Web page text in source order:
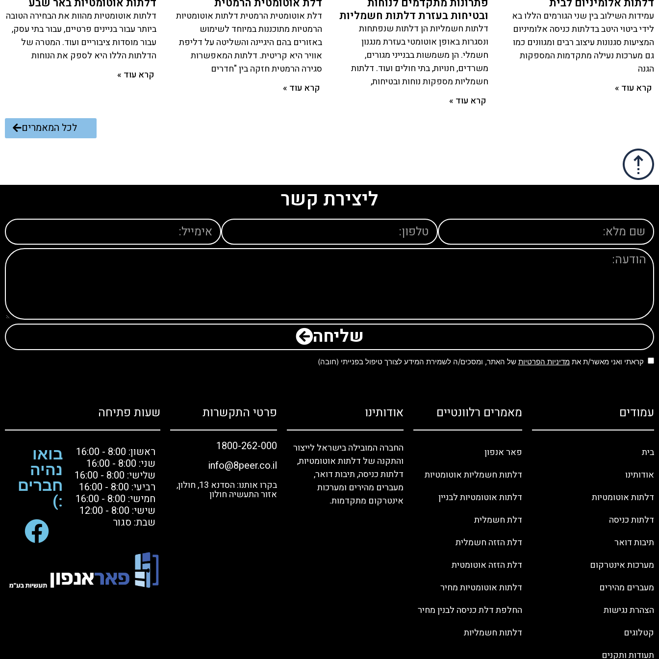
עמידות השילוב בין שני הגורמים הללו בא
לידי ביטוי היטב בדלתות כניסה אלומיניום
המציעות סגנונות עיצוב רבים ומגוונים כמו
גם מערכות נעילה מתקדמות המספקות
הגנה
קרא עוד »
ובטיחות בעזרת דלתות חשמליות
דלתות חשמליות הן דלתות שנפתחות
ונסגרות באופן אוטומטי בעזרת מנגנון
חשמלי. הן משמשות בבנייני מגורים,
משרדים, חנויות, בתי חולים ועוד. דלתות
חשמליות מספקות נוחות ובטיחות,
קרא עוד »
דלת אוטומטית הרמטית דלתות אוטומטיות
הרמטיות מתוכננות במיוחד לשימוש
באזורים בהם היגיינה והשליטה על דליפת
אוויר היא קריטית. דלתות המאפשרות
סגירה הרמטית חזקה בין "חדרים
קרא עוד »
דלתות אוטומטיות מהוות את הבחירה הטובה
ביותר עבור בניינים פרטיים, עבור בתי עסק,
עבור מוסדות ציבוריים ועוד. המטרה של
הדלתות הללו היא לספק את הנוחות
קרא עוד »
לכל המאמרים
ליצירת קשר
שליחה
קראתי ואני מאשר/ת את מדיניות הפרטיות של האתר, ומסכים/ה לשמירת המידע לצורך טיפול בפנייתי (חובה)
עמודים
בית
אודותינו
דלתות אוטומטיות
דלתות כניסה
תיבות דואר
מערכות אינטרקום
מעברים מהירים
הצהרת נגישות
קטלוגים
תעודות ותקנים
מאמרים רלוונטיים
פאר אנפון
דלתות חשמליות אוטומטיות
דלתות אוטומטיות לבניין
דלת חשמלית
דלת הזזה חשמלית
דלת הזזה אוטומטית
דלתות אוטומטיות מחיר
החלפת דלת כניסה לבנין מחיר
דלתות חשמליות
אודותינו
החברה המובילה בישראל לייצור
והתקנה של דלתות אוטומטיות,
דלתות כניסה, תיבות דואר,
מעברים מהירים ומערכות
אינטרקום מתקדמות.
פרטי התקשרות
1800-262-000
info@8peer.co.il
בקרו אותנו: הסדנא 13, חולון,
אזור התעשיה חולון
שעות פתיחה
ראשון: 8:00 - 16:00
שני: 8:00 - 16:00
שלישי: 8:00 - 16:00
רביעי: 8:00 - 16:00
חמישי: 8:00 - 16:00
שישי: 8:00 - 12:00
שבת: סגור
בואו
נהיה
חברים
:)